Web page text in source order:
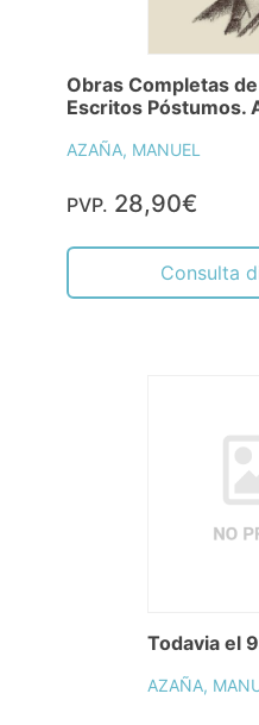
Obras Completas
Escritos Póstumos.
AZAÑA, MANUEL
PVP. 28,90€
Consulta
Todavia el
AZAÑA,